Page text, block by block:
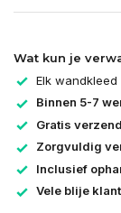
Wat kun je
Elk wandkleed
Binnen 5-7
Gratis
Zorgvuldig
Inclusief
Vele blije